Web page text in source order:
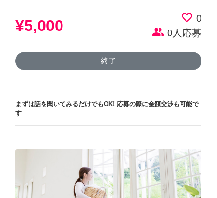
¥5,000 favorite_border 0
people_alt 0人応募
終了
まずは話を聞いてみるだけでもOK! 応募の際に金額交渉も可能で
す